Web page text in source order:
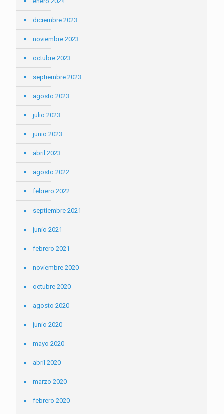
diciembre 2023
noviembre 2023
octubre 2023
septiembre 2023
agosto 2023
julio 2023
junio 2023
abril 2023
agosto 2022
febrero 2022
septiembre 2021
junio 2021
febrero 2021
noviembre 2020
octubre 2020
agosto 2020
junio 2020
mayo 2020
abril 2020
marzo 2020
febrero 2020